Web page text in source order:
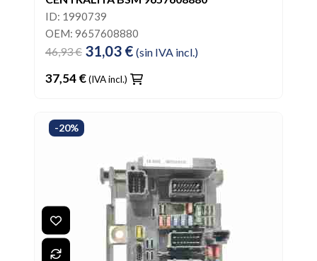
ID: 1990739
OEM: 9657608880
46,93 € 31,03 € (sin IVA incl.)
37,54 €(IVA incl.)
-20%